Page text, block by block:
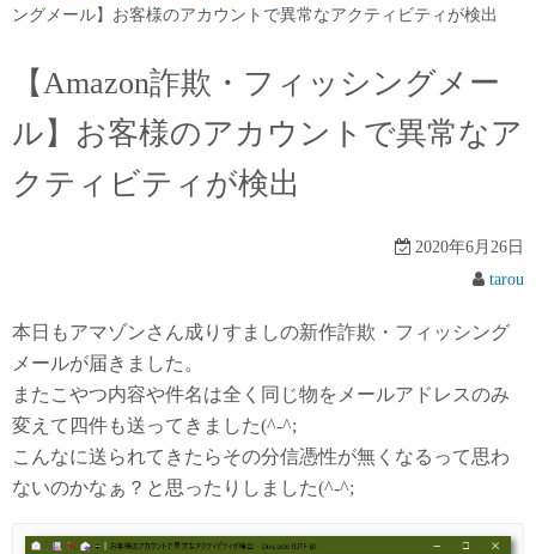
ングメール】お客様のアカウントで異常なアクティビティが検出
【Amazon詐欺・フィッシングメー
ル】お客様のアカウントで異常なア
クティビティが検出
2020年6月26日
tarou
本日もアマゾンさん成りすましの新作詐欺・フィッシング
メールが届きました。
またこやつ内容や件名は全く同じ物をメールアドレスのみ
変えて四件も送ってきました(^-^;
こんなに送られてきたらその分信憑性が無くなるって思わ
ないのかなぁ？と思ったりしました(^-^;